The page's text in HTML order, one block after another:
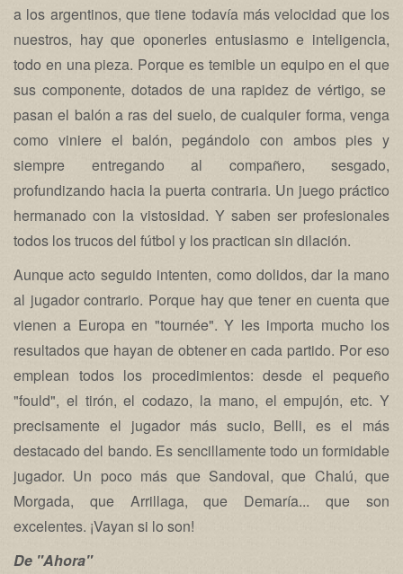
a los argentinos, que tiene todavía más velocidad que los
nuestros, hay que oponerles entusiasmo e inteligencia,
todo en una pieza. Porque es temible un equipo en el que
sus componente, dotados de una rapidez de vértigo, se
pasan el balón a ras del suelo, de cualquier forma, venga
como viniere el balón, pegándolo con ambos pies y
siempre entregando al compañero, sesgado,
profundizando hacia la puerta contraria. Un juego práctico
hermanado con la vistosidad. Y saben ser profesionales
todos los trucos del fútbol y los practican sin dilación.
Aunque acto seguido intenten, como dolidos, dar la mano
al jugador contrario. Porque hay que tener en cuenta que
vienen a Europa en "tournée". Y les importa mucho los
resultados que hayan de obtener en cada partido. Por eso
emplean todos los procedimientos: desde el pequeño
"fould", el tirón, el codazo, la mano, el empujón, etc. Y
precisamente el jugador más sucio, Belli, es el más
destacado del bando. Es sencillamente todo un formidable
jugador. Un poco más que Sandoval, que Chalú, que
Morgada, que Arrillaga, que Demaría... que son
excelentes. ¡Vayan si lo son!
De "Ahora"